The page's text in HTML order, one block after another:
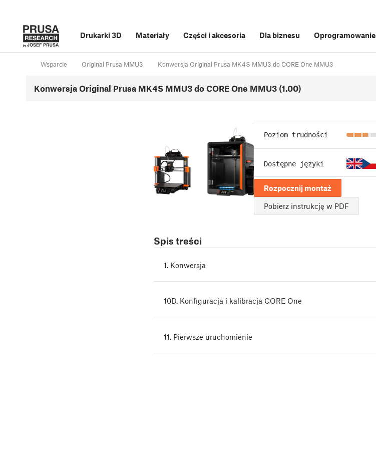
Drukarki 3D Materiały Części i akcesoria Dla biznesu Oprogramowanie
Wsparcie Original Prusa MMU3 Konwersja Original Prusa MK4S MMU3 do CORE One MMU3
Konwersja Original Prusa MK4S MMU3 do CORE One MMU3 (1.00)
Poziom trudności
Dostępne języki
Rozpocznij montaż
Pobierz instrukcję w PDF
Spis treści
1. Konwersja
10D. Konfiguracja i kalibracja CORE One
11. Pierwsze uruchomienie